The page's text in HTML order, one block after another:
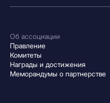
Об ассоциации
Правление
Комитеты
Награды и достижения
Меморандумы о партнерстве